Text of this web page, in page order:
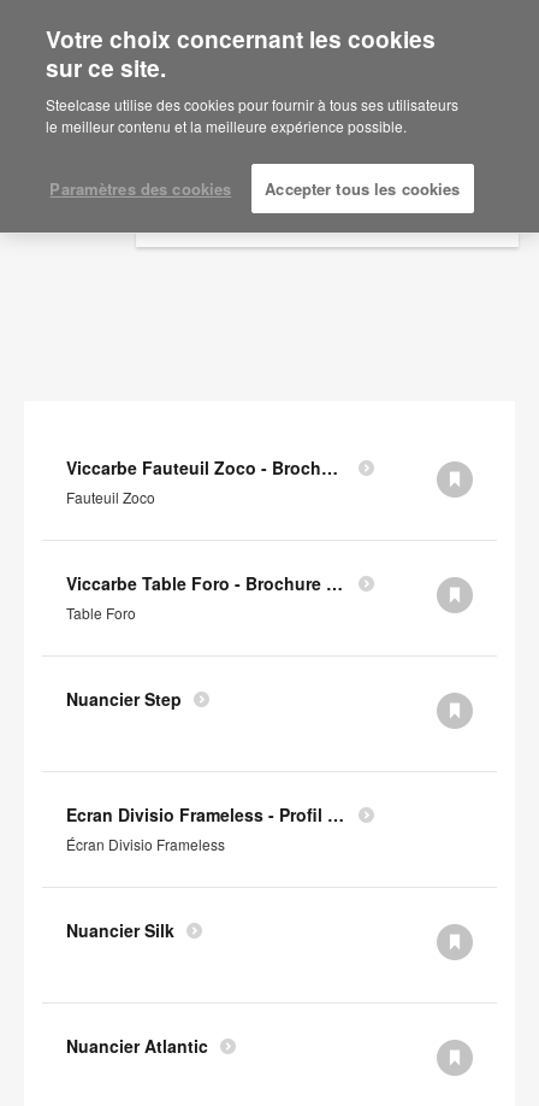
Are you in United States?
Would you like to see Products we sell in
your region?
English
Español
Documents
AFFICHER LES FILTRES
Viccarbe Fauteuil Zoco - Brochure (en anglais)
Fauteuil Zoco
Viccarbe Table Foro - Brochure (en anglais)
Table Foro
Nuancier Step
Ecran Divisio Frameless - Profil Environnemental Produit
Écran Divisio Frameless
Nuancier Silk
Nuancier Atlantic
Votre choix concernant les cookies
sur ce site.
Steelcase utilise des cookies pour fournir à tous ses utilisateurs
le meilleur contenu et la meilleure expérience possible.
Paramètres des cookies Accepter tous les cookies